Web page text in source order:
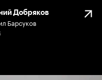
Добряков
Барсуков